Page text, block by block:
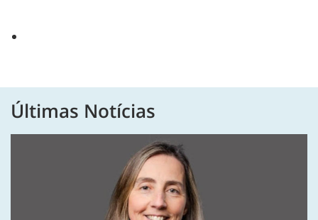
Últimas Notícias